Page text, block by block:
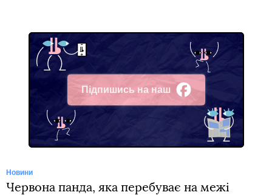
Підпишись на наш
Facebook
Новини
Червона панда, яка перебуває на межі